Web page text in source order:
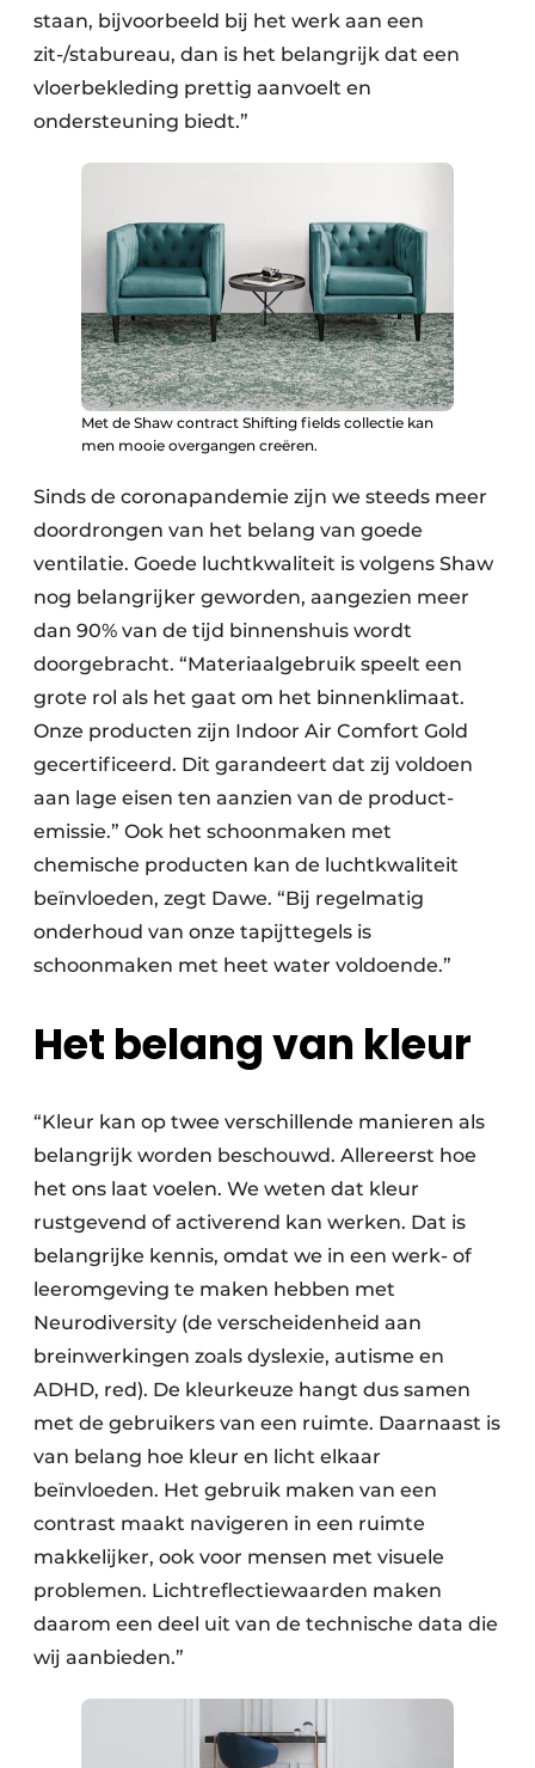
staan, bijvoorbeeld bij het werk aan een
zit-/stabureau, dan is het belangrijk dat een
vloerbekleding prettig aanvoelt en
ondersteuning biedt.”
Met de Shaw contract Shifting fields collectie kan
men mooie overgangen creëren.
Sinds de coronapandemie zijn we steeds meer
doordrongen van het belang van goede
ventilatie. Goede luchtkwaliteit is volgens Shaw
nog belangrijker geworden, aangezien meer
dan 90% van de tijd binnenshuis wordt
doorgebracht. “Materiaalgebruik speelt een
grote rol als het gaat om het binnenklimaat.
Onze producten zijn Indoor Air Comfort Gold
gecertificeerd. Dit garandeert dat zij voldoen
aan lage eisen ten aanzien van de product-
emissie.” Ook het schoonmaken met
chemische producten kan de luchtkwaliteit
beïnvloeden, zegt Dawe. “Bij regelmatig
onderhoud van onze tapijttegels is
schoonmaken met heet water voldoende.”
Het belang van kleur
“Kleur kan op twee verschillende manieren als
belangrijk worden beschouwd. Allereerst hoe
het ons laat voelen. We weten dat kleur
rustgevend of activerend kan werken. Dat is
belangrijke kennis, omdat we in een werk- of
leeromgeving te maken hebben met
Neurodiversity (de verscheidenheid aan
breinwerkingen zoals dyslexie, autisme en
ADHD, red). De kleurkeuze hangt dus samen
met de gebruikers van een ruimte. Daarnaast is
van belang hoe kleur en licht elkaar
beïnvloeden. Het gebruik maken van een
contrast maakt navigeren in een ruimte
makkelijker, ook voor mensen met visuele
problemen. Lichtreflectiewaarden maken
daarom een deel uit van de technische data die
wij aanbieden.”